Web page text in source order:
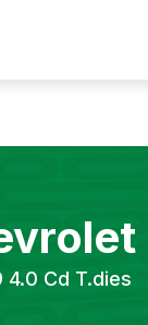
4.0 Cd T.dies